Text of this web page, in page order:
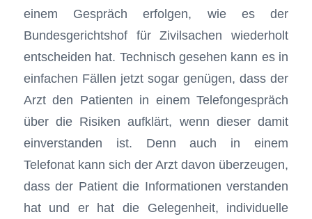
einem Gespräch erfolgen, wie es der
Bundesgerichtshof für Zivilsachen wiederholt
entscheiden hat. Technisch gesehen kann es in
einfachen Fällen jetzt sogar genügen, dass der
Arzt den Patienten in einem Telefongespräch
über die Risiken aufklärt, wenn dieser damit
einverstanden ist. Denn auch in einem
Telefonat kann sich der Arzt davon überzeugen,
dass der Patient die Informationen verstanden
hat und er hat die Gelegenheit, individuelle